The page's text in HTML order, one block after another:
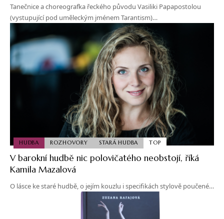
Tanečnice a choreografka řeckého původu Vasiliki Papapostolou
(vystupující pod uměleckým jménem Tarantism)…
HUDBA ROZHOVORY STARÁ HUDBA TOP
V barokní hudbě nic polovičatého neobstojí, říká
Kamila Mazalová
O lásce ke staré hudbě, o jejím kouzlu i specifikách stylově poučené…